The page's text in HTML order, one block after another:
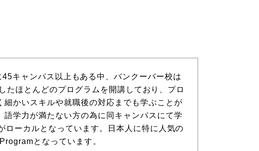
キャンパス以上もある中、バンクーバー校は
ほとんどのプログラムを開講しており、プロ
かいスキルや就職後の対応までも学ぶことが
学力が満たない方の為に同キャンパスにて学
ーカルとなっています。日本人に特に人気の
となっています。